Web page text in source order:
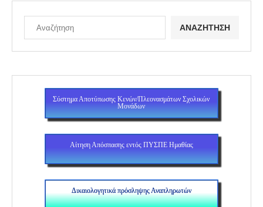
ΑΝΑΖΉΤΗΣΗ
Σύστημα Αποτύπωσης Κενών/Πλεονασμάτων Σχολικών
Μονάδων
Αίτηση Απόσπασης εντός ΠΥΣΠΕ Ημαθίας
Δικαιολογητικά πρόσληψης Αναπληρωτών